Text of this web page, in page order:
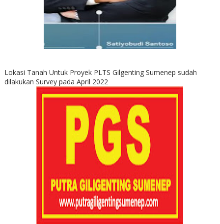
Lokasi Tanah Untuk Proyek PLTS Gilgenting Sumenep sudah
dilakukan Survey pada April 2022